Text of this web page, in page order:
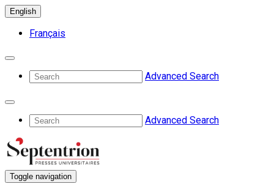
English
Français
Advanced Search
Advanced Search
Toggle navigation